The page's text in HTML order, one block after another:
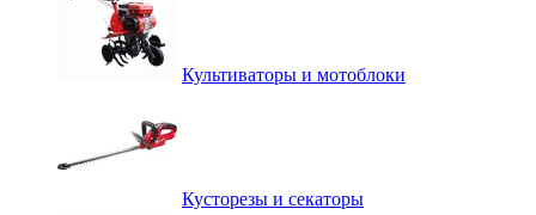
Культиваторы и мотоблоки
Кусторезы и секаторы